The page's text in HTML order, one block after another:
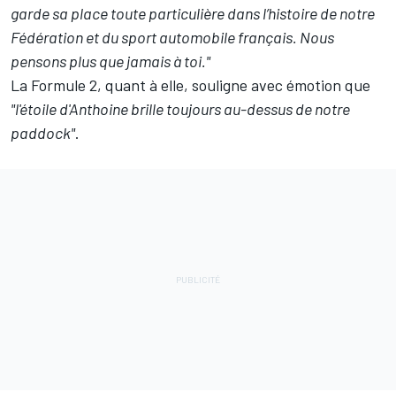
garde sa place toute particulière dans l’histoire de notre
Fédération et du sport automobile français. Nous
pensons plus que jamais à toi."
La Formule 2, quant à elle, souligne avec émotion que
"l'étoile d'Anthoine brille toujours au-dessus de notre
paddock".